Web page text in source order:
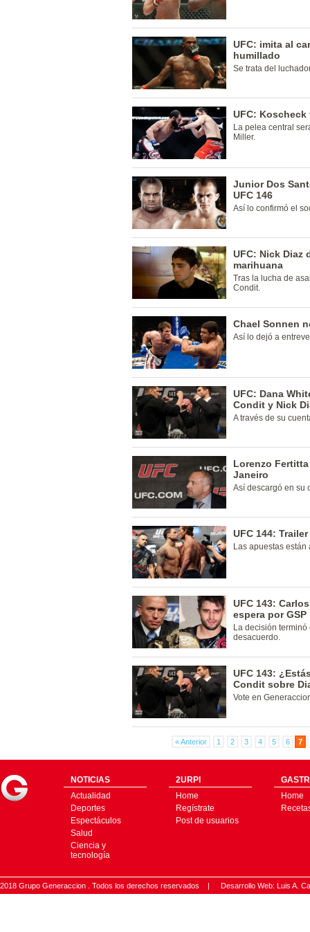
UFC: imita al
humillado
Se trata del
UFC: Koscheck
La pelea central
Miller.
Junior Dos
UFC 146
Así lo confirmó el
UFC: Nick Diaz
marihuana
Tras la lucha de
Condit.
Chael Sonnen
Así lo dejó a
UFC: Dana
Condit y Nick
A través de su
Lorenzo
Janeiro
Así descargó en su
UFC 144:
Las apuestas
UFC 143:
espera por GSP
La decisión
desacuerdo.
UFC 143:
Condit sobre
Vote en
« Anterior 1 2 3 4 5 6 7
NOTICIAS
Actualidad
Deportes
Espectáculos
Salud
Ciencia y
tecnología
2URPI
Home
Regístrate
Post de usuarios
Home
2018 Grupo Generaccion . Todos los derechos reservados | Desarrollo Web: Luis